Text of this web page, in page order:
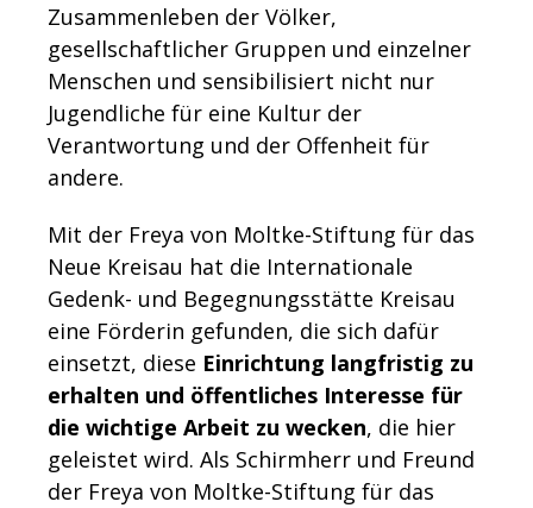
Zusammenleben der Völker,
gesellschaftlicher Gruppen und einzelner
Menschen und sensibilisiert nicht nur
Jugendliche für eine Kultur der
Verantwortung und der Offenheit für
andere.
Mit der Freya von Moltke-Stiftung für das
Neue Kreisau hat die Internationale
Gedenk- und Begegnungsstätte Kreisau
eine Förderin gefunden, die sich dafür
einsetzt, diese Einrichtung langfristig zu
erhalten und öffentliches Interesse für
die wichtige Arbeit zu wecken, die hier
geleistet wird. Als Schirmherr und Freund
der Freya von Moltke-Stiftung für das